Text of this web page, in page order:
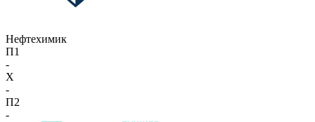
Нефтехимик
П1
-
X
-
П2
-